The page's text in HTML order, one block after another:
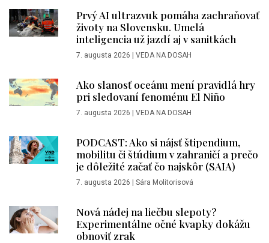
Prvý AI ultrazvuk pomáha zachraňovať
životy na Slovensku. Umelá
inteligencia už jazdí aj v sanitkách
7. augusta 2026 | VEDA NA DOSAH
Ako slanosť oceánu mení pravidlá hry
pri sledovaní fenoménu El Niño
7. augusta 2026 | VEDA NA DOSAH
PODCAST: Ako si nájsť štipendium,
mobilitu či štúdium v zahraničí a prečo
je dôležité začať čo najskôr (SAIA)
7. augusta 2026 | Sára Molitorisová
Nová nádej na liečbu slepoty?
Experimentálne očné kvapky dokážu
obnoviť zrak